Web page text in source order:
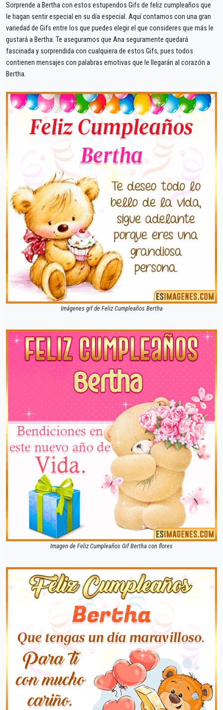
Sorprende a Bertha con estos estupendos Gifs de feliz cumpleaños que
le hagan sentir especial en su día especial. Aquí contamos con una gran
variedad de Gifs entre los que puedes elegir el que consideres que más le
gustará a Bertha. Te aseguramos que Ana seguramente quedará
fascinada y sorprendida con cualquiera de estos Gifs, pues todos
contienen mensajes con palabras emotivas que le llegarán al corazón a
Bertha.
Imágenes gif de Feliz Cumpleaños Bertha
Imagen de Feliz Cumpleaños Gif Bertha con flores